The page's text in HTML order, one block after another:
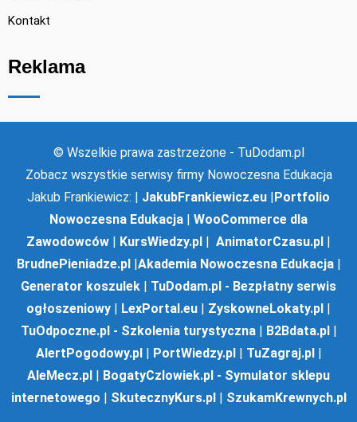
Kontakt
Reklama
© Wszelkie prawa zastrzeżone - TuDodam.pl
Zobacz wszystkie serwisy firmy Nowoczesna Edukacja
Jakub Frankiewicz: | JakubFrankiewicz.eu |Portfolio
Nowoczesna Edukacja | WooCommerce dla
Zawodowców | KursWiedzy.pl | AnimatorCzasu.pl |
BrudnePieniadze.pl|Akademia Nowoczesna Edukacja|
Generator koszulek | TuDodam.pl - Bezpłatny serwis
ogłoszeniowy | LexPortal.eu | ZyskowneLokaty.pl |
TuOdpoczne.pl - Szkolenia turystyczna| B2Bdata.pl|
AlertPogodowy.pl| PortWiedzy.pl| TuZagraj.pl|
AleMecz.pl | BogatyCzlowiek.pl - Symulator sklepu
internetowego | SkutecznyKurs.pl| SzukamKrewnych.pl